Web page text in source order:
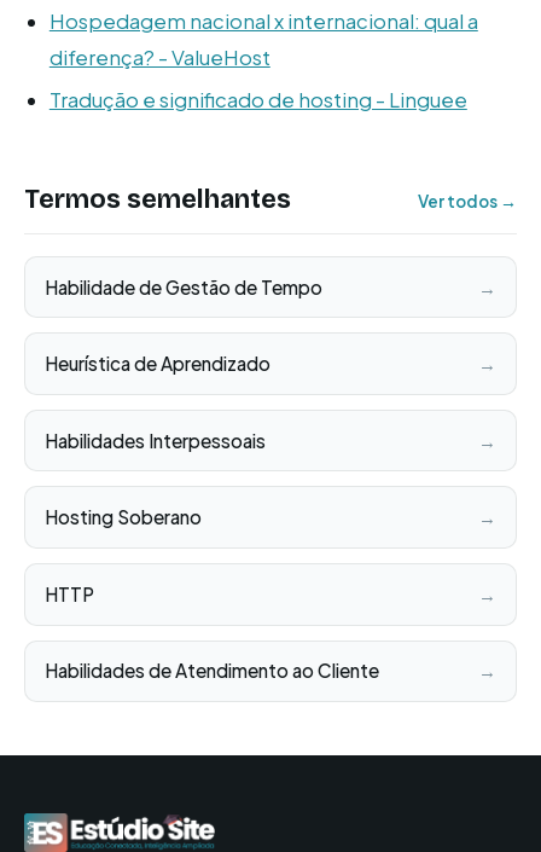
Hospedagem nacional x internacional: qual a
diferença? - ValueHost
Tradução e significado de hosting - Linguee
Termos semelhantes Ver todos →
Habilidade de Gestão de Tempo →
Heurística de Aprendizado →
Habilidades Interpessoais →
Hosting Soberano →
HTTP →
Habilidades de Atendimento ao Cliente →